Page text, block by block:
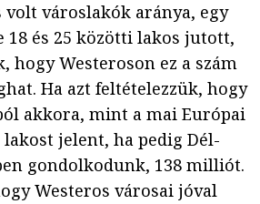
volt városlakók aránya, egy
és 25 közötti lakos jutott,
hogy Westeroson ez a szám
Ha azt feltételezzük, hogy
akkora, mint a mai Európai
jelent, ha pedig Dél-
gondolkodunk, 138 milliót.
Westeros városai jóval